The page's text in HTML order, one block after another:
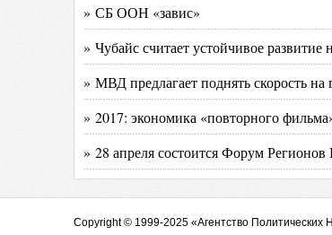
» СБ ООН «завис»
» Чубайс считает устойчивое
» МВД предлагает поднять скорость
» 2017: экономика «повторного
» 28 апреля состоится Форум Регионов
Copyright © 1999-2025 «Агентство Политических